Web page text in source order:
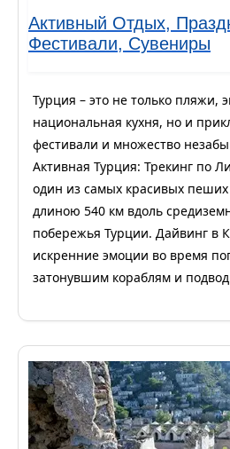
Активный Отдых,
Фестивали, Сувениры
Турция – это не только пляжи,
национальная кухня, но и
фестивали и множество
Активная Турция: Трекинг по
один из самых красивых
длиною 540 км вдоль
побережья Турции. Дайвинг в
искренние эмоции во время
затонувшим кораблям и